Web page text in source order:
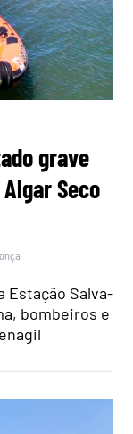
grave
Seco
Estação Salva-
bombeiros e